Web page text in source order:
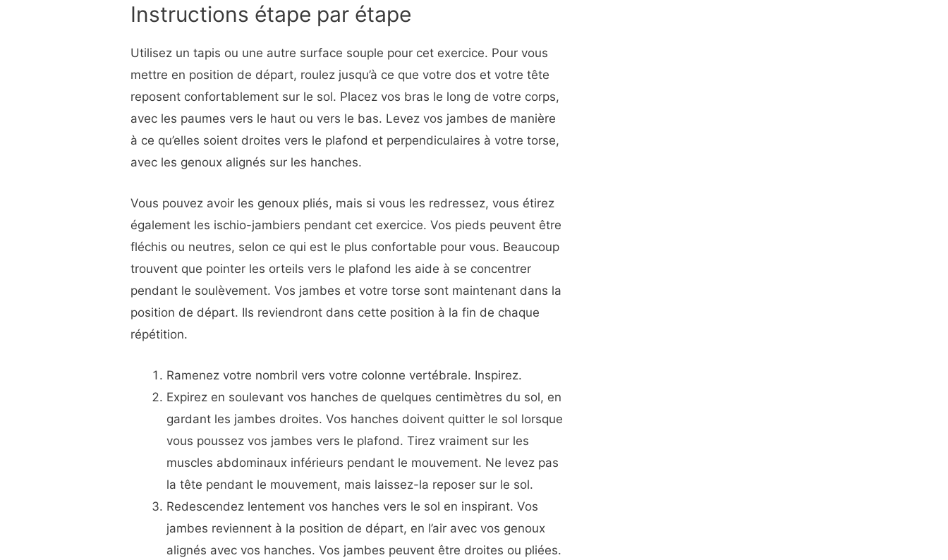
Instructions étape par étape
Utilisez un tapis ou une autre surface souple pour cet exercice. Pour vous
mettre en position de départ, roulez jusqu’à ce que votre dos et votre tête
reposent confortablement sur le sol. Placez vos bras le long de votre corps,
avec les paumes vers le haut ou vers le bas. Levez vos jambes de manière
à ce qu’elles soient droites vers le plafond et perpendiculaires à votre torse,
avec les genoux alignés sur les hanches.
Vous pouvez avoir les genoux pliés, mais si vous les redressez, vous étirez
également les ischio-jambiers pendant cet exercice. Vos pieds peuvent être
fléchis ou neutres, selon ce qui est le plus confortable pour vous. Beaucoup
trouvent que pointer les orteils vers le plafond les aide à se concentrer
pendant le soulèvement. Vos jambes et votre torse sont maintenant dans la
position de départ. Ils reviendront dans cette position à la fin de chaque
répétition.
Ramenez votre nombril vers votre colonne vertébrale. Inspirez.
Expirez en soulevant vos hanches de quelques centimètres du sol, en
gardant les jambes droites. Vos hanches doivent quitter le sol lorsque
vous poussez vos jambes vers le plafond. Tirez vraiment sur les
muscles abdominaux inférieurs pendant le mouvement. Ne levez pas
la tête pendant le mouvement, mais laissez-la reposer sur le sol.
Redescendez lentement vos hanches vers le sol en inspirant. Vos
jambes reviennent à la position de départ, en l’air avec vos genoux
alignés avec vos hanches. Vos jambes peuvent être droites ou pliées.